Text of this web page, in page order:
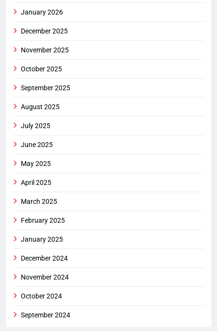
January 2026
December 2025
November 2025
October 2025
September 2025
August 2025
July 2025
June 2025
May 2025
April 2025
March 2025
February 2025
January 2025
December 2024
November 2024
October 2024
September 2024